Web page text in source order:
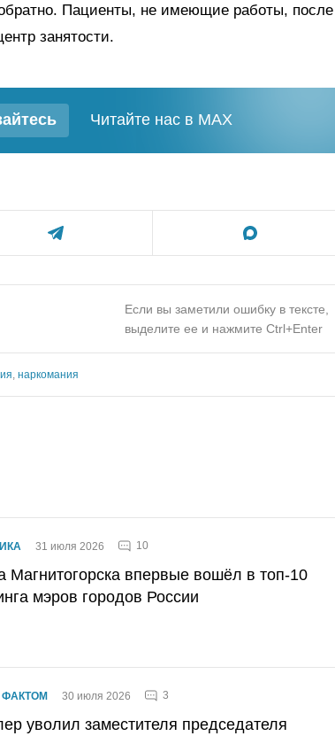
Пациенты, не имеющие работы, после
занятости.
Читайте нас в MAX
Если вы заметили ошибку в тексте,
выделите ее и нажмите Ctrl+Enter
наркомания
31 июля 2026 10
Магнитогорска впервые вошёл в топ-10
мэров городов России
ФАКТОМ 30 июля 2026 3
уволил заместителя председателя